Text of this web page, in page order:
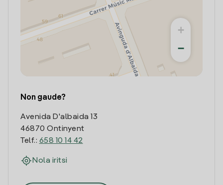
+
−
Non gaude?
Avenida D'albaida 13
46870 Ontinyent
Telf.: 658 10 14 42
Nola iritsi